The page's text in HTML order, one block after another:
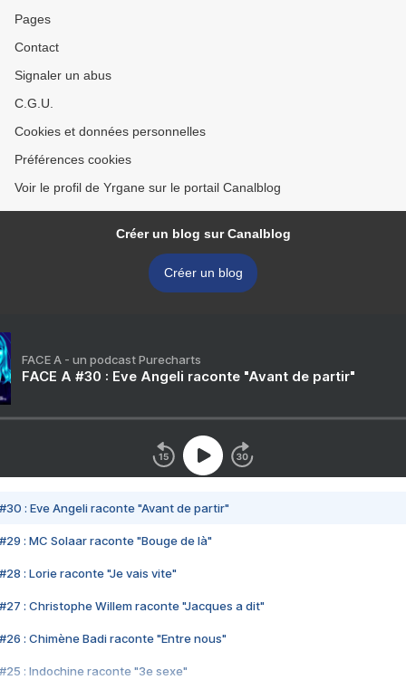
Pages
Contact
Signaler un abus
C.G.U.
Cookies et données personnelles
Préférences cookies
Voir le profil de Yrgane sur le portail Canalblog
Créer un blog sur Canalblog
Créer un blog
FACE A - un podcast Purecharts
FACE A #30 : Eve Angeli raconte "Avant de partir"
#30 : Eve Angeli raconte "Avant de partir"
#29 : MC Solaar raconte "Bouge de là"
#28 : Lorie raconte "Je vais vite"
#27 : Christophe Willem raconte "Jacques a dit"
#26 : Chimène Badi raconte "Entre nous"
#25 : Indochine raconte "3e sexe"